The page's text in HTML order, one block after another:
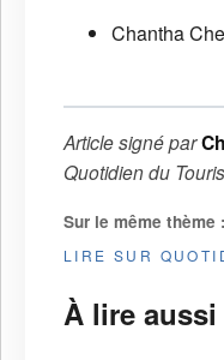
Chantha
Article signé par
Quotidien du
Sur le même thème :
LIRE SUR
À lire aussi